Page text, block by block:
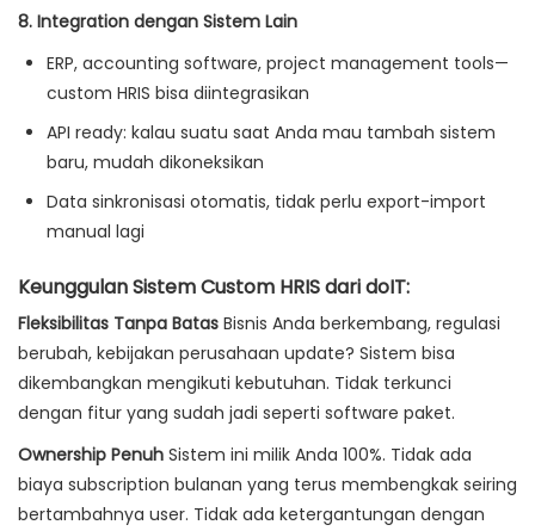
8. Integration dengan Sistem Lain
ERP, accounting software, project management tools—
custom HRIS bisa diintegrasikan
API ready: kalau suatu saat Anda mau tambah sistem
baru, mudah dikoneksikan
Data sinkronisasi otomatis, tidak perlu export-import
manual lagi
Keunggulan Sistem Custom HRIS dari doIT:
Fleksibilitas Tanpa Batas Bisnis Anda berkembang, regulasi
berubah, kebijakan perusahaan update? Sistem bisa
dikembangkan mengikuti kebutuhan. Tidak terkunci
dengan fitur yang sudah jadi seperti software paket.
Ownership Penuh Sistem ini milik Anda 100%. Tidak ada
biaya subscription bulanan yang terus membengkak seiring
bertambahnya user. Tidak ada ketergantungan dengan